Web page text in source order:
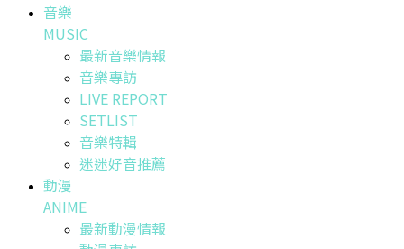
音樂
MUSIC
最新音樂情報
音樂專訪
LIVE REPORT
SETLIST
音樂特輯
迷迷好音推薦
動漫
ANIME
最新動漫情報